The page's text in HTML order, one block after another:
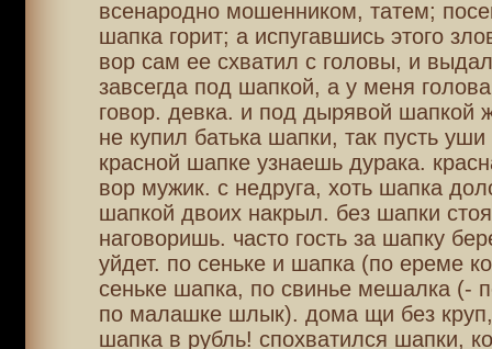
всенародно мошенником, татем;
шапка горит; а испугавшись этого
вор сам ее схватил с головы, и
завсегда под шапкой, а у меня
говор. девка. и под дырявой шапкой
не купил батька шапки, так пусть
красной шапке узнаешь дурака.
вор мужик. с недруга, хоть шапка
шапкой двоих накрыл. без шапки
наговоришь. часто гость за шапку
уйдет. по сеньке и шапка (по ереме
сеньке шапка, по свинье мешалка (-
по малашке шлык). дома щи без
шапка в рубль! спохватился шапки,